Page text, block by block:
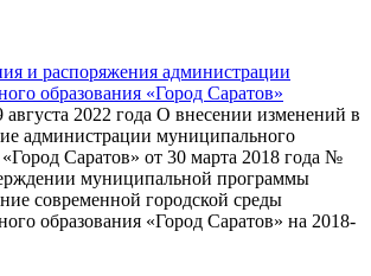
и распоряжения администрации
образования «Город Саратов»
2022 года О внесении изменений в
администрации муниципального
«Город Саратов» от 30 марта 2018 года №
муниципальной программы
современной городской среды
образования «Город Саратов» на 2018-